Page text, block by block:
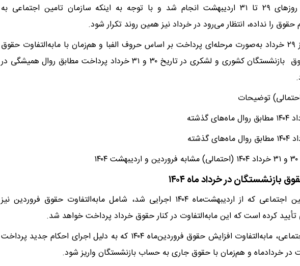
امسال پرداخت مستمری‌ها در روزهای ۲۹ تا ۳۱ اردیبهشت انجام شد و با توجه به اینکه سازمان تامین اجتماعی به
حقوق را نداده، انتظار می‌رود در خرداد نیز همین روند تکرار شود.
انتظار می رود تأمین اجتماعی از ۲۹ خرداد به‌صورت مرحله‌ای پرداخت بر اساس حروف الفبا و هم‌زمان با مابه‌التفاوت حقوق
فروردین‌ماه انجام می‌شود.و حقوق بازنشستگان کشوری و لشکری در تاریخ ۳۰ و ۳۱ خرداد پرداخت مطابق روال همیشگی در
توضیحات
بازنشستگان در خرداد ماه ۱۴۰۴
افزایش حقوق بازنشستگان تأمین اجتماعی که از اردیبهشت‌ماه ۱۴۰۴ اجرایی شد، شامل مابه‌التفاوت حقوق فروردین نیز
کرده است که این مابه‌التفاوت در کنار حقوق خرداد پرداخت خواهد شد.
بر اساس اعلام سازمان تامین اجتماعی، مابه‌التفاوت افزایش حقوق فروردین‌ماه ۱۴۰۴ که به دلیل اجرای احکام جدید پرداخت
در خردادماه و هم‌زمان با حقوق جاری به حساب بازنشستگان واریز شود.